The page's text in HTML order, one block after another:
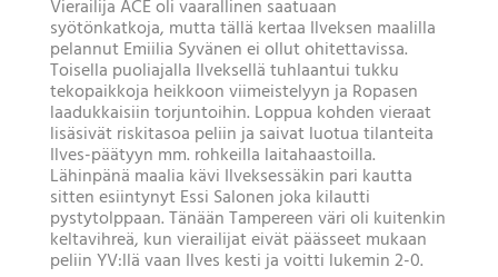
Vierailija ACE oli vaarallinen saatuaan
syötönkatkoja, mutta tällä kertaa Ilveksen maalilla
pelannut Emiilia Syvänen ei ollut ohitettavissa.
Toisella puoliajalla Ilveksellä tuhlaantui tukku
tekopaikkoja heikkoon viimeistelyyn ja Ropasen
laadukkaisiin torjuntoihin. Loppua kohden vieraat
lisäsivät riskitasoa peliin ja saivat luotua tilanteita
Ilves-päätyyn mm. rohkeilla laitahaastoilla.
Lähinpänä maalia kävi Ilveksessäkin pari kautta
sitten esiintynyt Essi Salonen joka kilautti
pystytolppaan. Tänään Tampereen väri oli kuitenkin
keltavihreä, kun vierailijat eivät päässeet mukaan
peliin YV:llä vaan Ilves kesti ja voitti lukemin 2-0.